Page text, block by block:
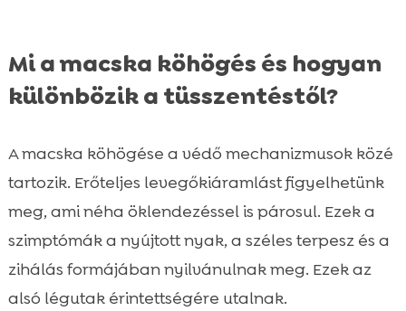
Mi a macska köhögés és hogyan
különbözik a tüsszentéstől?
A macska köhögése a védő mechanizmusok közé
tartozik. Erőteljes levegőkiáramlást figyelhetünk
meg, ami néha öklendezéssel is párosul. Ezek a
szimptómák a nyújtott nyak, a széles terpesz és a
zihálás formájában nyilvánulnak meg. Ezek az
alsó légutak érintettségére utalnak.